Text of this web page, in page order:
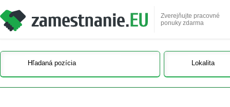
Zverejňujte pracovné
ponuky zdarma